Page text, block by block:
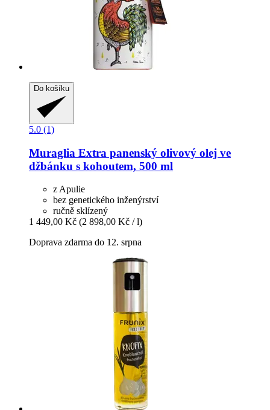
Do košíku
5.0 (1)
Muraglia Extra panenský olivový olej ve
džbánku s kohoutem, 500 ml
z Apulie
bez genetického inženýrství
ručně sklízený
1 449,00 Kč (2 898,00 Kč / l)
Doprava zdarma do 12. srpna